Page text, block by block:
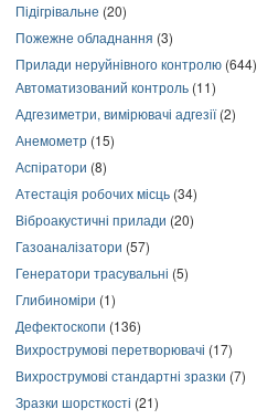
Підігрівальне (20)
Пожежне обладнання (3)
Прилади неруйнівного контролю (644)
Автоматизований контроль (11)
Адгезиметри, вимірювачі адгезії(2)
Анемометр (15)
Аспіратори (8)
Атестація робочих місць (34)
Віброакустичні прилади (20)
Газоаналізатори (57)
Генератори трасувальні (5)
Глибиноміри (1)
Дефектоскопи (136)
Вихрострумові перетворювачі (17)
Вихрострумові стандартні зразки (7)
Зразки шорсткості (21)